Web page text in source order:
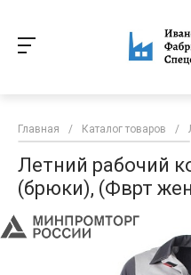
Главная / Каталог товаров /
Летний рабочий
(брюки), (Фврт